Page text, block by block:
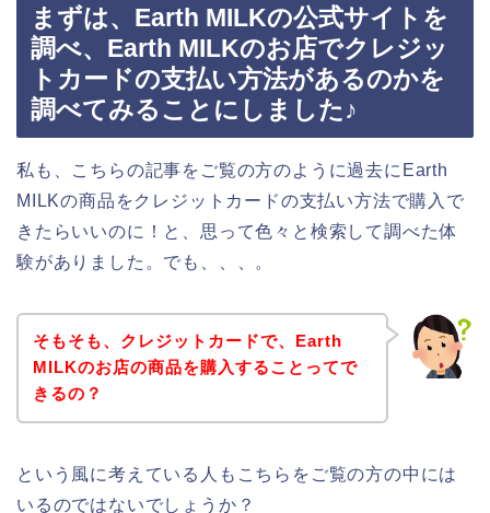
まずは、Earth MILKの公式サイトを
調べ、Earth MILKのお店でクレジッ
トカードの支払い方法があるのかを
調べてみることにしました♪
私も、こちらの記事をご覧の方のように過去にEarth
MILKの商品をクレジットカードの支払い方法で購入で
きたらいいのに！と、思って色々と検索して調べた体
験がありました。でも、、、。
そもそも、クレジットカードで、Earth
MILKのお店の商品を購入することってで
きるの？
という風に考えている人もこちらをご覧の方の中には
いるのではないでしょうか？